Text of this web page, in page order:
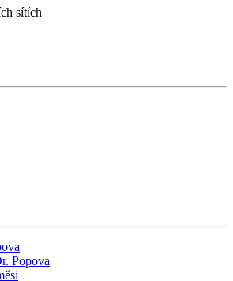
sítích
Popova